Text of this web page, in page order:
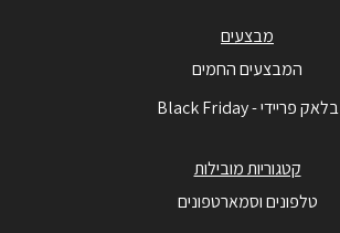
מבצעים
המבצעים החמים
בלאק פריידי - Black Friday
קטגוריות מובילות
טלפונים וסמארטפונים